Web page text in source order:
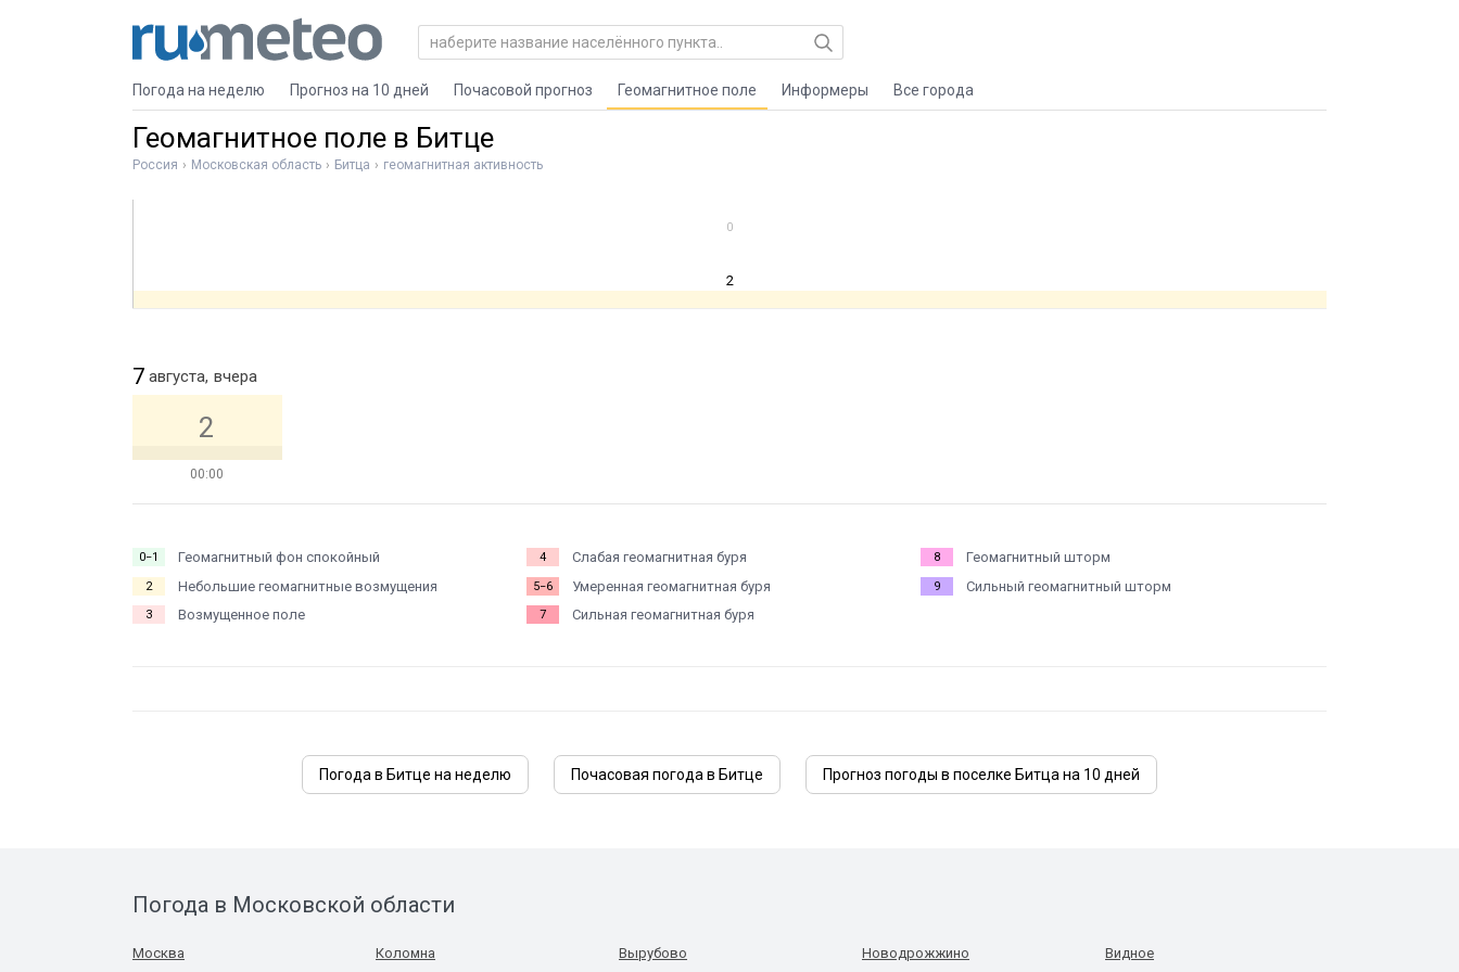
Погода на неделю Прогноз на 10 дней Почасовой прогноз Геомагнитное поле Информеры Все города
Геомагнитное поле в Битце
Россия Московская область Битца геомагнитная активность
0
2
7 августа, вчера
00:00
2
0−1 Геомагнитный фон спокойный
2 Небольшие геомагнитные возмущения
3 Возмущенное поле
4 Слабая геомагнитная буря
5−6 Умеренная геомагнитная буря
7 Сильная геомагнитная буря
8 Геомагнитный шторм
9 Сильный геомагнитный шторм
Погода в Битце на неделю Почасовая погода в Битце Прогноз погоды в поселке Битца на 10 дней
Погода в Московской области
Москва Коломна Вырубово Новодрожжино Видное